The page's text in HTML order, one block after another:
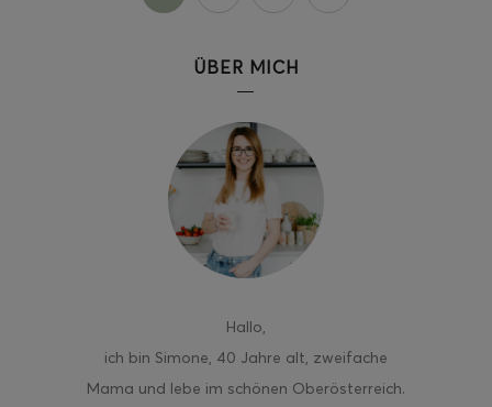
ÜBER MICH
Hallo
ich bin Simone, 40 Jahre alt, zweifache
Mama und lebe im schönen Oberösterreich.